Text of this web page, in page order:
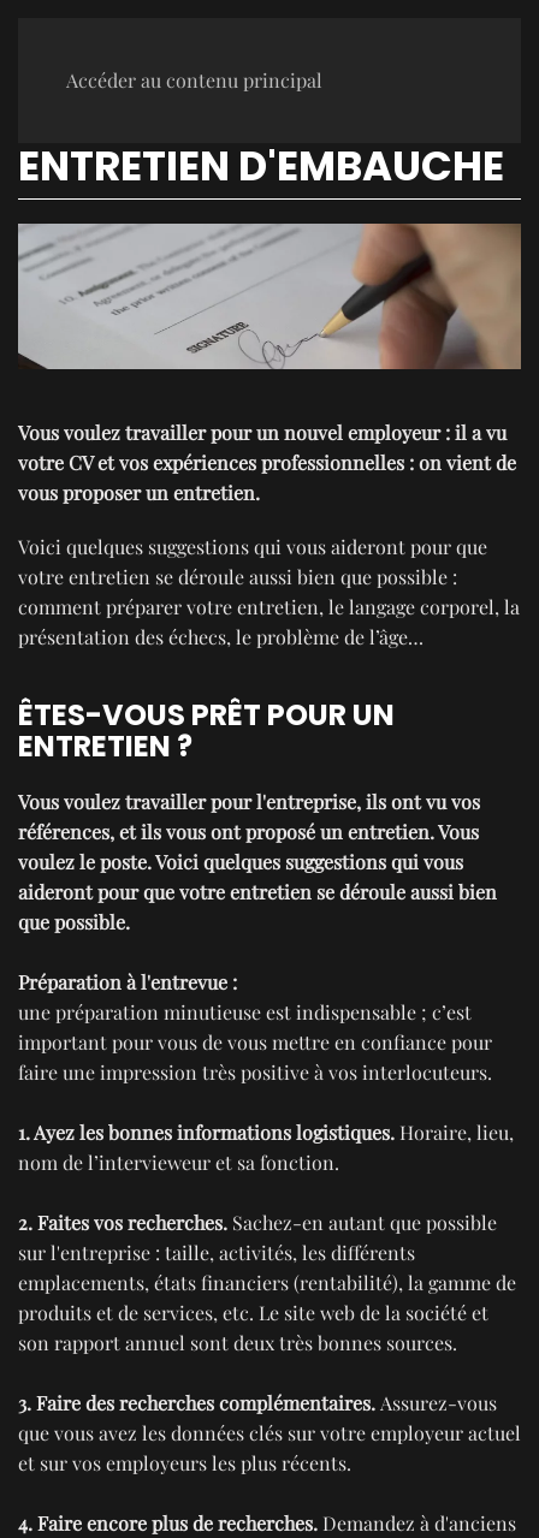
Accéder au contenu principal
ENTRETIEN D'EMBAUCHE
Vous voulez travailler pour un nouvel employeur : il a vu
votre CV et vos expériences professionnelles : on vient de
vous proposer un entretien.
Voici quelques suggestions qui vous aideront pour que
votre entretien se déroule aussi bien que possible :
comment préparer votre entretien, le langage corporel, la
présentation des échecs, le problème de l’âge…
ÊTES-VOUS PRÊT POUR UN
ENTRETIEN ?
Vous voulez travailler pour l'entreprise, ils ont vu vos
références, et ils vous ont proposé un entretien. Vous
voulez le poste. Voici quelques suggestions qui vous
aideront pour que votre entretien se déroule aussi bien
que possible.
Préparation à l'entrevue :
une préparation minutieuse est indispensable ; c’est
important pour vous de vous mettre en confiance pour
faire une impression très positive à vos interlocuteurs.
1. Ayez les bonnes informations logistiques. Horaire, lieu,
nom de l’intervieweur et sa fonction.
2. Faites vos recherches. Sachez-en autant que possible
sur l'entreprise : taille, activités, les différents
emplacements, états financiers (rentabilité), la gamme de
produits et de services, etc. Le site web de la société et
son rapport annuel sont deux très bonnes sources.
3. Faire des recherches complémentaires.Assurez-vous
que vous avez les données clés sur votre employeur actuel
et sur vos employeurs les plus récents.
4. Faire encore plus de recherches. Demandez à d'anciens